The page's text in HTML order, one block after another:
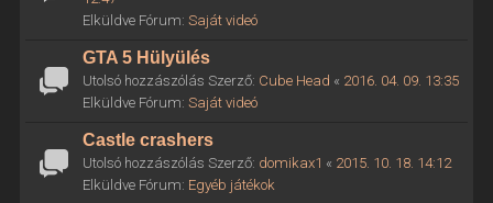
Elküldve Fórum: Saját videó
GTA 5 Hülyülés
Utolsó hozzászólás Szerző: Cube Head « 2016. 04. 09. 13:35
Elküldve Fórum: Saját videó
Castle crashers
Utolsó hozzászólás Szerző: domikax1 « 2015. 10. 18. 14:12
Elküldve Fórum: Egyéb játékok